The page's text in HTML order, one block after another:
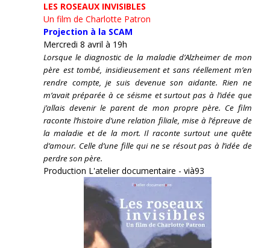
LES ROSEAUX INVISIBLES
Un film de Charlotte Patron
Projection à la SCAM
Mercredi 8 avril à 19h
Lorsque le diagnostic de la maladie d’Alzheimer de mon
père est tombé, insidieusement et sans réellement m’en
rendre compte, je suis devenue son aidante. Rien ne
m’avait préparée à ce séisme et surtout pas à l’idée que
j’allais devenir le parent de mon propre père. Ce film
raconte l’histoire d’une relation filiale, mise à l’épreuve de
la maladie et de la mort. Il raconte surtout une quête
d’amour. Celle d’une fille qui ne se résout pas à l’idée de
perdre son père.
Production L'atelier documentaire - vià93